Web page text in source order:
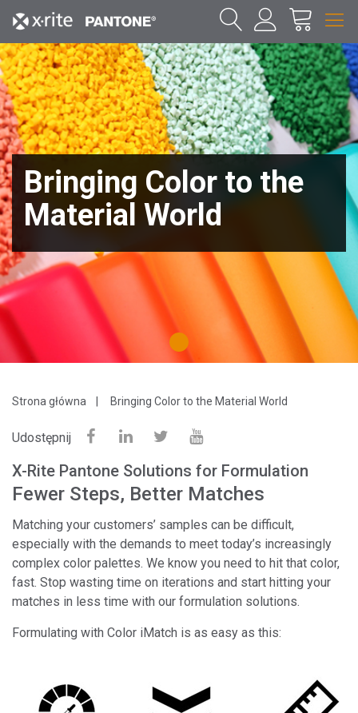
Bringing Color to the
Material World
1
Strona główna Bringing Color to the Material World
Udostępnij
X-Rite Pantone Solutions for Formulation
Fewer Steps, Better Matches
Matching your customers’ samples can be difficult,
especially with the demands to meet today’s increasingly
complex color palettes. We know you need to hit that color,
fast. Stop wasting time on iterations and start hitting your
matches in less time with our formulation solutions.
Formulating with Color iMatch is as easy as this: